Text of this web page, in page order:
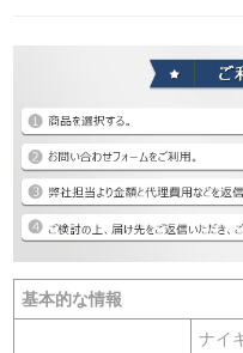
基本的な情報
ナイ